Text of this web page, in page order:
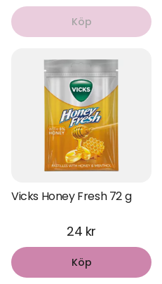
Köp
Vicks Honey Fresh 72 g
24 kr
Köp